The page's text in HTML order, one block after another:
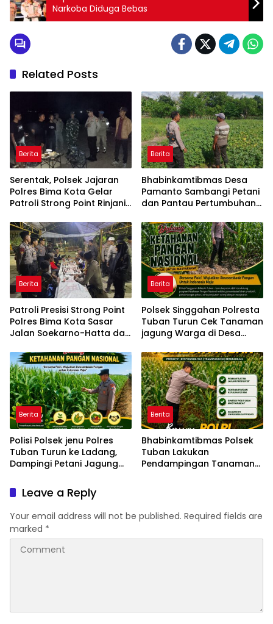
Narkoba Diduga Bebas
Related Posts
Berita
Serentak, Polsek Jajaran
Polres Bima Kota Gelar
Patroli Strong Point Rinjani
Berita
Bhabinkamtibmas Desa
Pamanto Sambangi Petani
dan Pantau Pertumbuhan
Berita
Patroli Presisi Strong Point
Polres Bima Kota Sasar
Jalan Soekarno-Hatta dan
Berita
Polsek Singgahan Polresta
Tuban Turun Cek Tanaman
jagung Warga di Desa
Berita
Polisi Polsek jenu Polres
Tuban Turun ke Ladang,
Dampingi Petani Jagung
Berita
Bhabinkamtibmas Polsek
Tuban Lakukan
Pendampingan Tanaman
Leave a Reply
Your email address will not be published. Required fields are
marked *